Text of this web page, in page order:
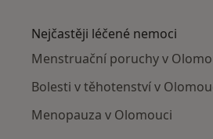
Nejčastěji léčené nemoci
Menstruační poruchy v
Bolesti v těhotenství v
Menopauza v Olomouci